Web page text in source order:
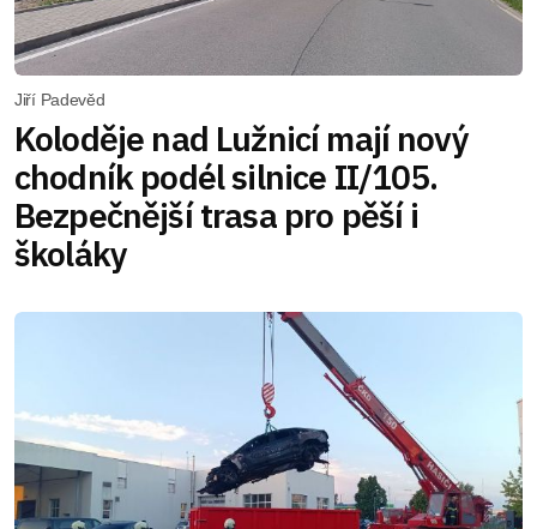
Jiří Padevěd
Koloděje nad Lužnicí mají nový
chodník podél silnice II/105.
Bezpečnější trasa pro pěší i
školáky